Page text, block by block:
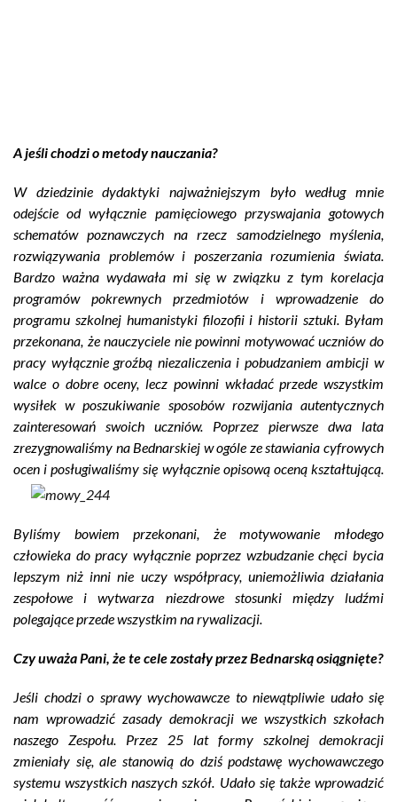
A jeśli chodzi o metody nauczania?
W dziedzinie dydaktyki najważniejszym było według mnie
odejście od wyłącznie pamięciowego przyswajania gotowych
schematów poznawczych na rzecz samodzielnego myślenia,
rozwiązywania problemów i poszerzania rozumienia świata.
Bardzo ważna wydawała mi się w związku z tym korelacja
programów pokrewnych przedmiotów i wprowadzenie do
programu szkolnej humanistyki filozofii i historii sztuki. Byłam
przekonana, że nauczyciele nie powinni motywować uczniów do
pracy wyłącznie groźbą niezaliczenia i pobudzaniem ambicji w
walce o dobre oceny, lecz powinni wkładać przede wszystkim
wysiłek w poszukiwanie sposobów rozwijania autentycznych
zainteresowań swoich uczniów. Poprzez pierwsze dwa lata
zrezygnowaliśmy na Bednarskiej w ogóle ze stawiania cyfrowych
ocen i posługiwaliśmy się wyłącznie opisową oceną kształtującą.
Byliśmy bowiem przekonani, że motywowanie młodego
człowieka do pracy wyłącznie poprzez wzbudzanie chęci bycia
lepszym niż inni nie uczy współpracy, uniemożliwia działania
zespołowe i wytwarza niezdrowe stosunki między ludźmi
polegające przede wszystkim na rywalizacji.
Czy uważa Pani, że te cele zostały przez Bednarską osiągnięte?
Jeśli chodzi o sprawy wychowawcze to niewątpliwie udało się
nam wprowadzić zasady demokracji we wszystkich szkołach
naszego Zespołu. Przez 25 lat formy szkolnej demokracji
zmieniały się, ale stanowią do dziś podstawę wychowawczego
systemu wszystkich naszych szkół. Udało się także wprowadzić